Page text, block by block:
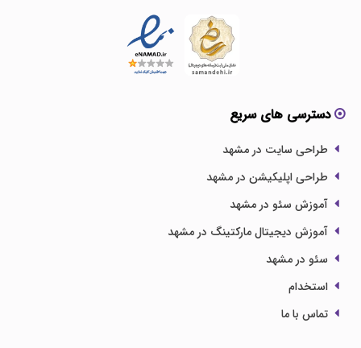
دسترسی های سریع
طراحی سایت در مشهد
طراحی اپلیکیشن در مشهد
آموزش سئو در مشهد
آموزش دیجیتال مارکتینگ در مشهد
سئو در مشهد
استخدام
تماس با ما